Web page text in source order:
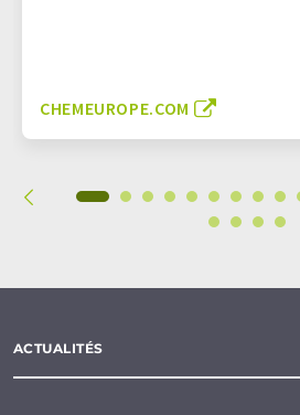
CHEMEUROPE.COM
ACTUALITÉS